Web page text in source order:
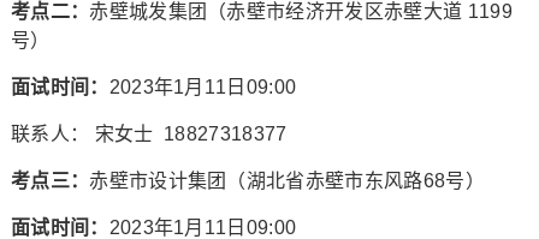
考点二：赤壁城发集团（赤壁市经济开发区赤壁大道 1199
号）
面试时间： 2023年1月11日09:00
联系人： 宋女士 18827318377
考点三：赤壁市设计集团（湖北省赤壁市东风路68号）
面试时间： 2023年1月11日09:00